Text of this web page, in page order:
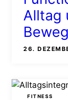
Alltag
26.
FITNESS